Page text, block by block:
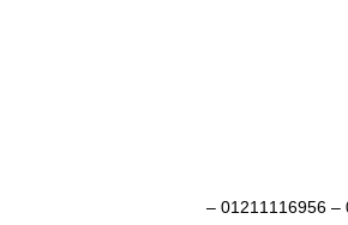
ماكينات تعبئة وتغليف 01211116954 – 01211116956 –